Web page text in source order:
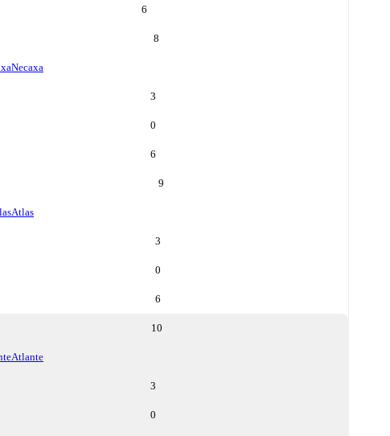
6
8
Necaxa
3
0
6
9
Atlas
3
0
6
10
Atlante
3
0